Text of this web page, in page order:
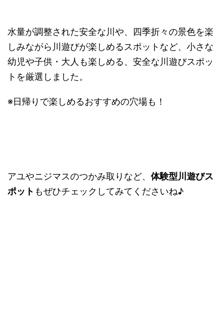
水量が調整された安全な川や、四季折々の景色を楽
しみながら川遊びが楽しめるスポットなど、小さな
幼児や子供・大人も楽しめる、安全な川遊びスポッ
トを厳選しました。
※日帰りで楽しめるおすすめの穴場も！
アユやニジマスのつかみ取りなど、 体験型川遊びス
ポット もぜひチェックしてみてくださいね♪